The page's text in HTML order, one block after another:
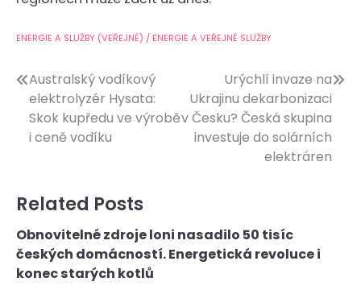
ENERGIE A SLUŽBY (VEŘEJNÉ) / ENERGIE A VEŘEJNÉ SLUŽBY
Navigace
pro
příspěvek
Australský vodíkový
elektrolyzér Hysata:
Skok kupředu ve výrobě
i ceně vodíku
Urýchlí invaze na
Ukrajinu dekarbonizaci
v Česku? Česká skupina
investuje do solárních
elektráren
Related Posts
Obnovitelné zdroje loni nasadilo 50 tisíc
českých domácností. Energetická revoluce i
konec starých kotlů